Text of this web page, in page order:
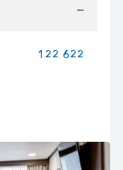
—
122 622